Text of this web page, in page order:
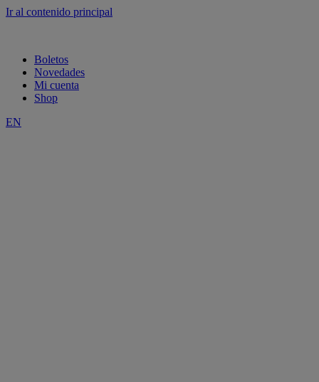
Ir al contenido principal
Boletos
Novedades
Mi cuenta
Shop
EN